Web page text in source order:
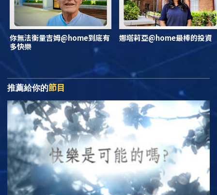
你無法衡量吉姆@home到底有
多快樂
娜塔莉亞@home最棒的投資
推薦給你的節目